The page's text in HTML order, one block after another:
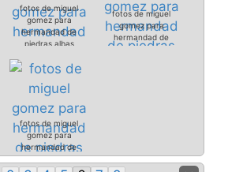
fotos de miguel
gomez para
hermandad de
piedras albas
fotos de miguel
gomez para
hermandad de
piedras albas
fotos de miguel
gomez para
hermandad de
piedras albas